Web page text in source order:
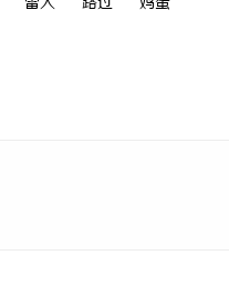
雷人 路过 鸡蛋